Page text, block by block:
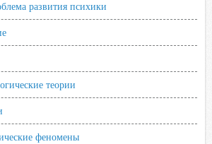
развития психики
теории
феномены